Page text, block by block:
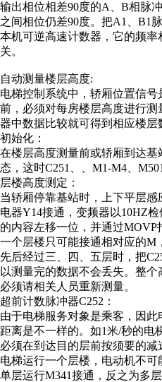
输出相位相差90度的A、B相脉
之间相位仍差90度。把A1、B1
本机可逆高速计数器，它的频
关。
自动测量楼层高度:
电梯控制系统中，轿厢位置信
前，必须对每房楼层高度进行
器中数据比较就可得到相应楼层
初始化：
在楼层高度测量前或轿厢到达
态，这时C251、、M1-M4、
层楼高度测定：
当轿厢停靠基站时，上下平层
电器Y14接通，变频器以10HZ
的内容左移一位，并通过
一个层楼只可能接通相对应的M
先后经过三、四、五层时，把
以测量完的数据不会丢失。整
必须请相关人员重新测量。
超前计数脉冲器C252：
由于电梯服务对象是乘客，因
距离是不一样的。如1米/秒的电
必须在到达目的层前按须要的
电梯运行一个层楼，电动机不
单层运行M341接通，反之为多